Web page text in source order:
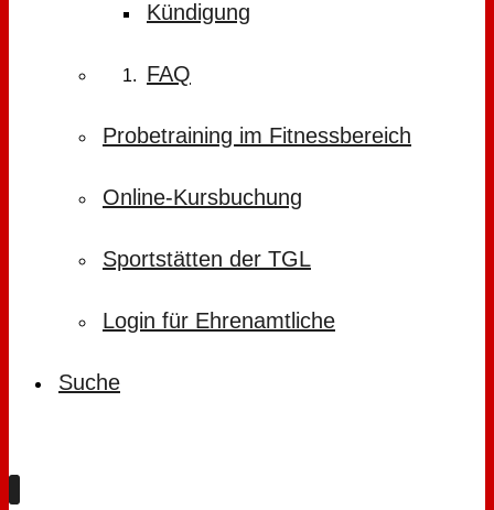
Kündigung
FAQ
Probetraining im Fitnessbereich
Online-Kursbuchung
Sportstätten der TGL
Login für Ehrenamtliche
Suche